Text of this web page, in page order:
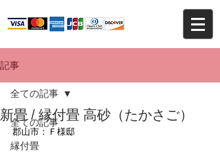
記事
全ての記事
縁付畳
全ての記事
新畳 / 縁付畳 高砂（たかさご）
郡山市：Ｆ様邸